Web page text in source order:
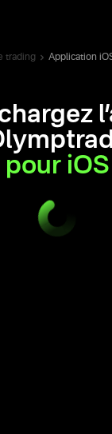
trading Application
pour iOS